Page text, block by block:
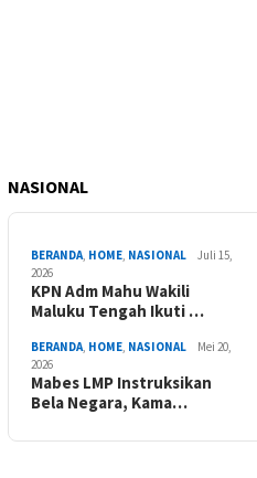
NASIONAL
BERANDA, HOME, NASIONAL
Juli 15,
2026
KPN Adm Mahu Wakili
Maluku Tengah Ikuti …
BERANDA, HOME, NASIONAL
Mei 20,
2026
Mabes LMP Instruksikan
Bela Negara, Kama…